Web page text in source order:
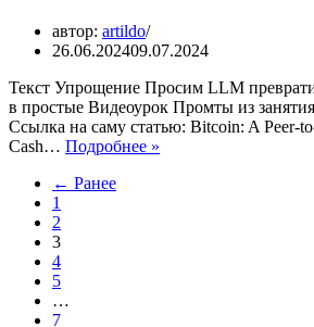
автор: artildo
26.06.202409.07.2024
Текст Упрощение Просим LLM
в простые Видеоурок Промты из
Ссылка на саму статью: Bitcoin: A Peer-
Cash… Подробнее »
← Ранее
1
2
3
4
5
…
7